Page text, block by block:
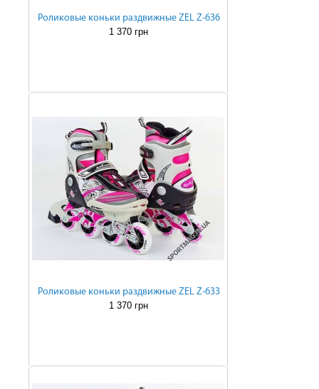
Роликовые коньки раздвижные ZEL Z-636
1 370 грн
Роликовые коньки раздвижные ZEL Z-633
1 370 грн